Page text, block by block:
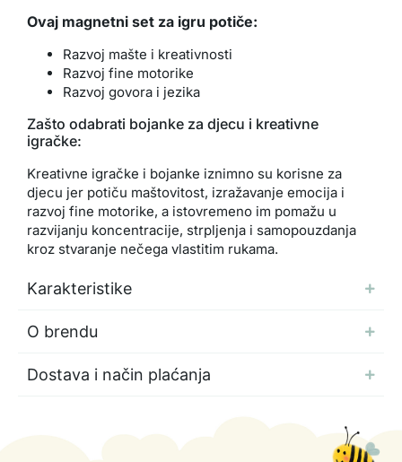
Ovaj magnetni set za igru potiče:
Razvoj mašte i kreativnosti
Razvoj fine motorike
Razvoj govora i jezika
Zašto odabrati bojanke za djecu i kreativne
igračke:
Kreativne igračke i bojanke iznimno su korisne za
djecu jer potiču maštovitost, izražavanje emocija i
razvoj fine motorike, a istovremeno im pomažu u
razvijanju koncentracije, strpljenja i samopouzdanja
kroz stvaranje nečega vlastitim rukama.
Karakteristike
O brendu
Dostava i način plaćanja